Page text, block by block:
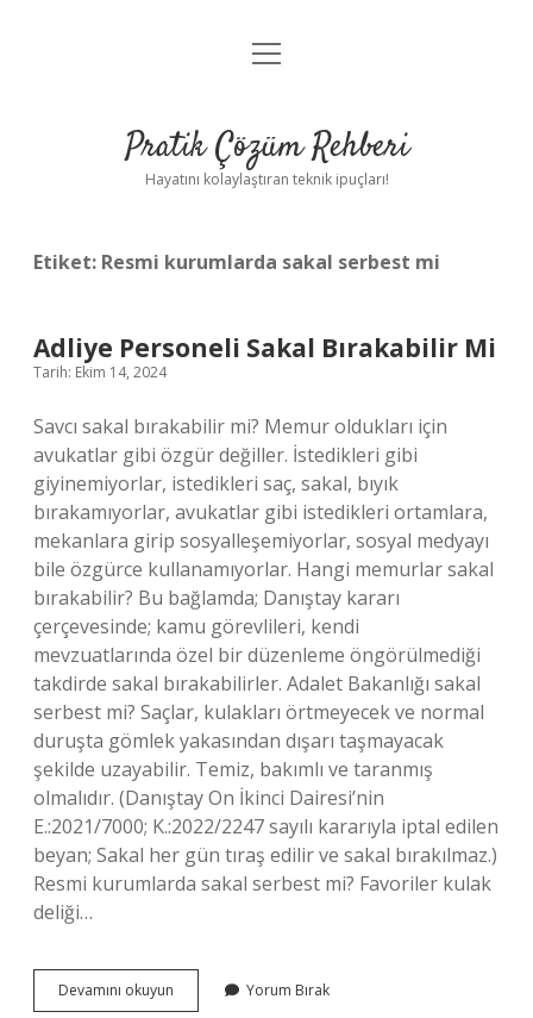
Anasayfa
Yasal Uyarı
menüyü
Pratik Çözüm Rehberi
Hayatını kolaylaştıran teknik ipuçları!
Etiket: Resmi kurumlarda sakal serbest mi
Adliye Personeli Sakal Bırakabilir Mi
Tarih: Ekim 14, 2024
Savcı sakal bırakabilir mi? Memur oldukları için
avukatlar gibi özgür değiller. İstedikleri gibi
giyinemiyorlar, istedikleri saç, sakal, bıyık
bırakamıyorlar, avukatlar gibi istedikleri ortamlara,
mekanlara girip sosyalleşemiyorlar, sosyal medyayı
bile özgürce kullanamıyorlar. Hangi memurlar sakal
bırakabilir? Bu bağlamda; Danıştay kararı
çerçevesinde; kamu görevlileri, kendi
mevzuatlarında özel bir düzenleme öngörülmediği
takdirde sakal bırakabilirler. Adalet Bakanlığı sakal
serbest mi? Saçlar, kulakları örtmeyecek ve normal
duruşta gömlek yakasından dışarı taşmayacak
şekilde uzayabilir. Temiz, bakımlı ve taranmış
olmalıdır. (Danıştay On İkinci Dairesi’nin
E.:2021/7000; K.:2022/2247 sayılı kararıyla iptal edilen
beyan; Sakal her gün tıraş edilir ve sakal bırakılmaz.)
Resmi kurumlarda sakal serbest mi? Favoriler kulak
deliği…
Devamını okuyun
Personeli
Yorum Bırak